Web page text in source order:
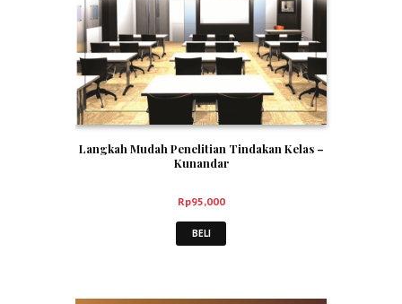
Langkah Mudah Penelitian Tindakan Kelas –
Kunandar
Rp95,000
BELI